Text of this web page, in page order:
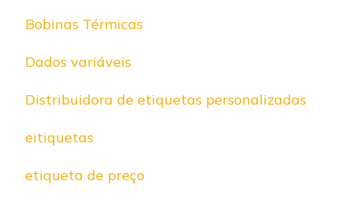
Bobinas Térmicas
Dados variáveis
Distribuidora de etiquetas personalizadas
eitiquetas
etiqueta de preço